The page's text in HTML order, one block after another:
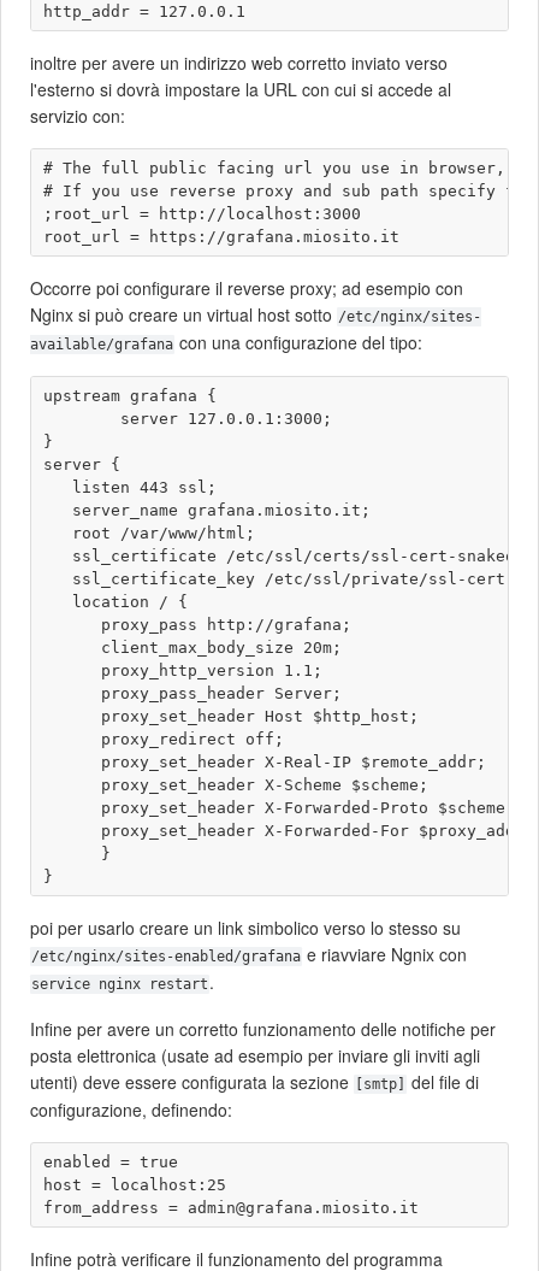
inoltre per avere un indirizzo web corretto inviato verso
l'esterno si dovrà impostare la URL con cui si accede al
servizio con:
# The full public facing url you use in browser,
# If you use reverse proxy and sub path specify
;root_url = http://localhost:3000
Occorre poi configurare il reverse proxy; ad esempio con
Nginx si può creare un virtual host sotto /etc/nginx/sites-
available/grafana con una configurazione del tipo:
upstream grafana {
        server 127.0.0.1:3000;
}
server {
   listen 443 ssl;
   server_name grafana.miosito.it;
   root /var/www/html;
ssl_certificate /etc/ssl/certs/ssl-cert-
ssl_certificate_key /etc/ssl/private/ssl-cert-
   location / {
      proxy_pass http://grafana;
      client_max_body_size 20m;
      proxy_http_version 1.1;
      proxy_pass_header Server;
      proxy_set_header Host $http_host;
      proxy_redirect off;
      proxy_set_header X-Real-IP $remote_addr;
      proxy_set_header X-Scheme $scheme;
      proxy_set_header X-Forwarded-Proto $scheme;
proxy_set_header X-Forwarded-For
      }
poi per usarlo creare un link simbolico verso lo stesso su
/etc/nginx/sites-enabled/grafana e riavviare Ngnix con
service nginx restart .
Infine per avere un corretto funzionamento delle notifiche per
posta elettronica (usate ad esempio per inviare gli inviti agli
utenti) deve essere configurata la sezione
[smtp]
del file di
configurazione, definendo:
enabled = true
host = localhost:25
Infine potrà verificare il funzionamento del programma